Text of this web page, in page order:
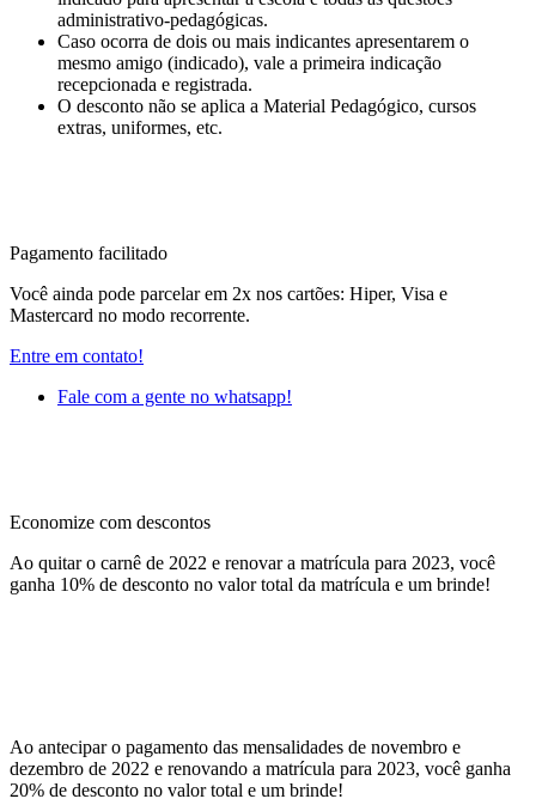
administrativo-pedagógicas.
Caso ocorra de dois ou mais indicantes apresentarem o
mesmo amigo (indicado), vale a primeira indicação
recepcionada e registrada.
O desconto não se aplica a Material Pedagógico, cursos
extras, uniformes, etc.
Pagamento facilitado
Você ainda pode parcelar em 2x nos cartões: Hiper, Visa e
Mastercard no modo recorrente.
Entre em contato!
Fale com a gente no whatsapp!
Economize com descontos
Ao quitar o carnê de 2022 e renovar a matrícula para 2023, você
ganha 10% de desconto no valor total da matrícula e um brinde!
Ao antecipar o pagamento das mensalidades de novembro e
dezembro de 2022 e renovando a matrícula para 2023, você ganha
20% de desconto no valor total e um brinde!